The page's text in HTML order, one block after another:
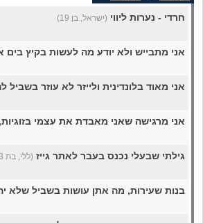
חרדי - נערות ליווי (ישראל, בן 19)
אני מתבייש ולא יודע מה לעשות בקיץ בים
אני מאוד בלונדינית ולייזר לא עוזר
אני מרגישה שאני מאבדת את עצמי
גילתי שבעלי נכנס בעבר לאתר גייז (ללי, בת 33)
בנות שעירות, מה אתן עושות בשביל שלא